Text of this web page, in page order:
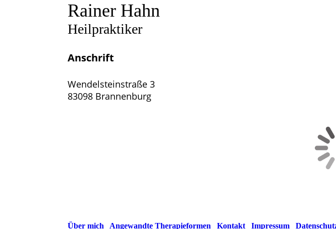
Rainer Hahn
Heilpraktiker
Anschrift
Wendelsteinstraße 3
83098 Brannenburg